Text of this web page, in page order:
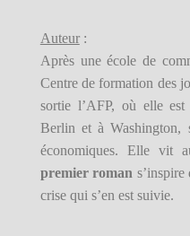
Auteur:
Après une école de
Centre de formation des
sortie l’AFP, où elle est
Berlin et à Washington,
économiques. Elle vit
premier roman
crise qui s’en est suivie.